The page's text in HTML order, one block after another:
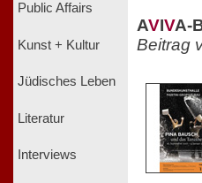
Public Affairs
Kunst + Kultur
Jüdisches Leben
Literatur
Interviews
AVIVA-
Beitrag